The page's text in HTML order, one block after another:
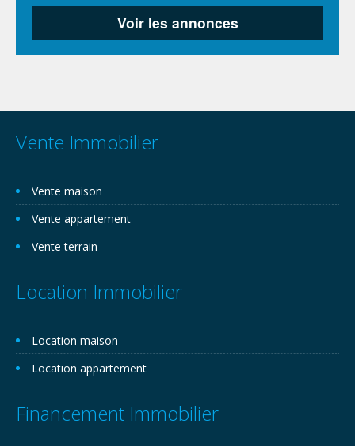
Vente Immobilier
Vente maison
Vente appartement
Vente terrain
Location Immobilier
Location maison
Location appartement
Financement Immobilier